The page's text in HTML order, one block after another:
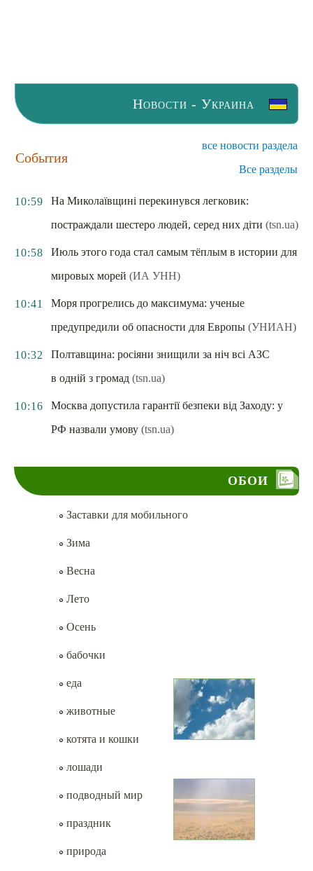
Новости - Украина
События
все новости раздела
Все разделы
10:59
На Миколаївщині перекинувся легковик:
постраждали шестеро людей, серед них діти (tsn.ua)
10:58
Июль этого года стал самым тёплым в истории для
мировых морей (ИА УНН)
10:41
Моря прогрелись до максимума: ученые
предупредили об опасности для Европы (УНИАН)
10:32
Полтавщина: росіяни знищили за ніч всі АЗС
в одній з громад (tsn.ua)
10:16
Москва допустила гарантії безпеки від Заходу: у
РФ назвали умову (tsn.ua)
ОБОИ
Заставки для мобильного
Зима
Весна
Лето
Осень
бабочки
еда
животные
котята и кошки
лошади
подводный мир
праздник
природа